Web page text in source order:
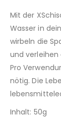
Mit der
Wasser in
wirbeln die
und verleihen
Pro
nötig. Die
Inhalt: 50g